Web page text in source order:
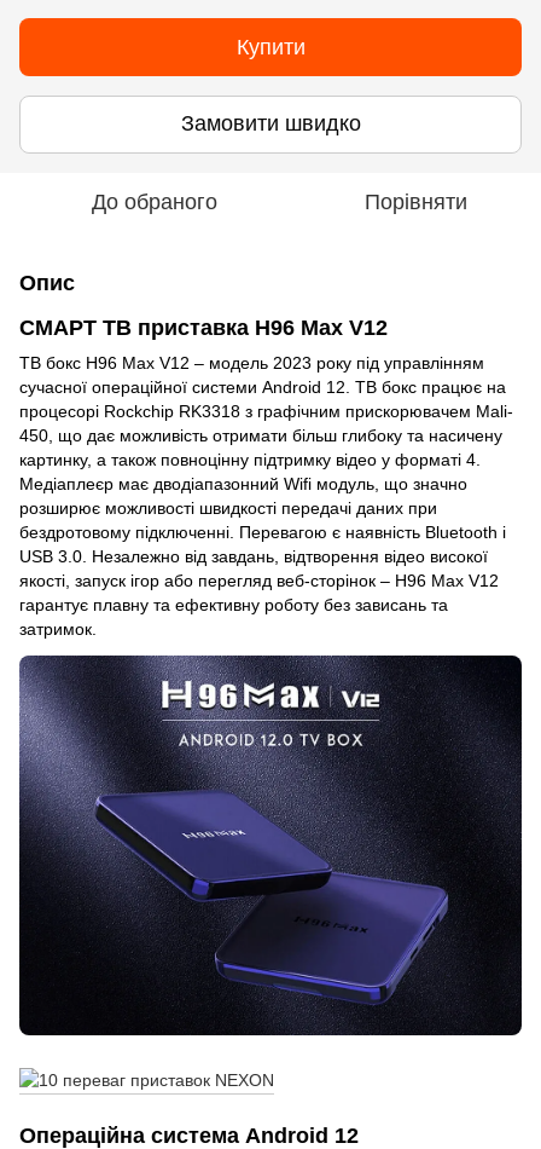
Купити
Замовити швидко
До обраного Порівняти
Опис
СМАРТ ТВ приставка H96 Max V12
ТВ бокс H96 Max V12 – модель 2023 року під управлінням
сучасної операційної системи Android 12. ТВ бокс працює на
процесорі Rockchip RK3318 з графічним прискорювачем Mali-
450, що дає можливість отримати більш глибоку та насичену
картинку, а також повноцінну підтримку відео у форматі 4.
Медіаплеєр має дводіапазонний Wifi модуль, що значно
розширює можливості швидкості передачі даних при
бездротовому підключенні. Перевагою є наявність Bluetooth і
USB 3.0. Незалежно від завдань, відтворення відео високої
якості, запуск ігор або перегляд веб-сторінок – H96 Max V12
гарантує плавну та ефективну роботу без зависань та
затримок.
Операційна система Android 12